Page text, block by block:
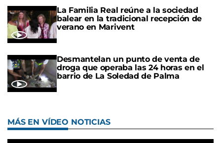
La Familia Real reúne a la sociedad
balear en la tradicional recepción de
verano en Marivent
Desmantelan un punto de venta de
droga que operaba las 24 horas en el
barrio de La Soledad de Palma
MÁS EN VÍDEO NOTICIAS